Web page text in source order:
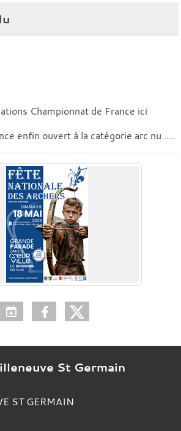
Championnat de France ici
enfin ouvert à la catégorie arc nu .....
St Germain
ST GERMAIN